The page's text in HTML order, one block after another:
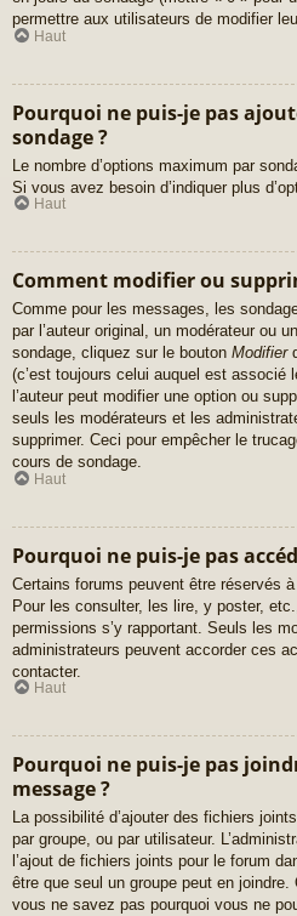
permettre aux utilisateurs de modifier
Haut
Pourquoi ne puis-je pas
sondage ?
Le nombre d’options maximum par
Si vous avez besoin d’indiquer plus
Haut
Comment modifier ou
Comme pour les messages, les
par l’auteur original, un modérateur ou
sondage, cliquez sur le bouton Modifier
(c’est toujours celui auquel est associé
l’auteur peut modifier une option ou
seuls les modérateurs et les
supprimer. Ceci pour empêcher le
cours de sondage.
Haut
Pourquoi ne puis-je pas
Certains forums peuvent être réservés
Pour les consulter, les lire, y poster,
permissions s’y rapportant. Seuls les
administrateurs peuvent accorder ces
contacter.
Haut
Pourquoi ne puis-je pas
message ?
La possibilité d’ajouter des fichiers
par groupe, ou par utilisateur.
l’ajout de fichiers joints pour le forum
être que seul un groupe peut en joindre.
vous ne savez pas pourquoi vous ne